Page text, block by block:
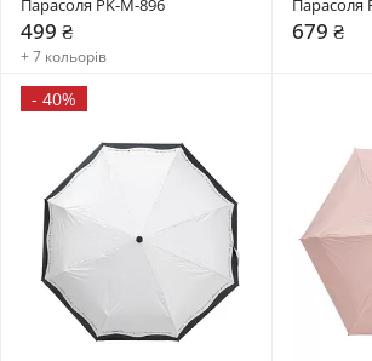
Парасоля PK-M-896
499 ₴
+ 7 кольорів
Парасоля
679 ₴
- 40%